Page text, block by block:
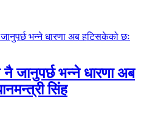
जानुपर्छ भन्ने धारणा अब हटिसकेको छः
नै जानुपर्छ भन्ने धारणा अब
सिंह